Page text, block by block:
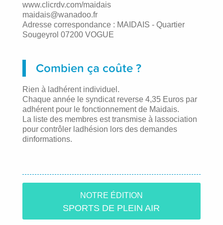
www.clicrdv.com/maidais
maidais@wanadoo.fr
Adresse correspondance : MAIDAIS - Quartier
Sougeyrol 07200 VOGUE
Combien ça coûte ?
Rien à ladhérent individuel.
Chaque année le syndicat reverse 4,35 Euros par
adhérent pour le fonctionnement de Maidais.
La liste des membres est transmise à lassociation
pour contrôler ladhésion lors des demandes
dinformations.
NOTRE ÉDITION
SPORTS DE PLEIN AIR